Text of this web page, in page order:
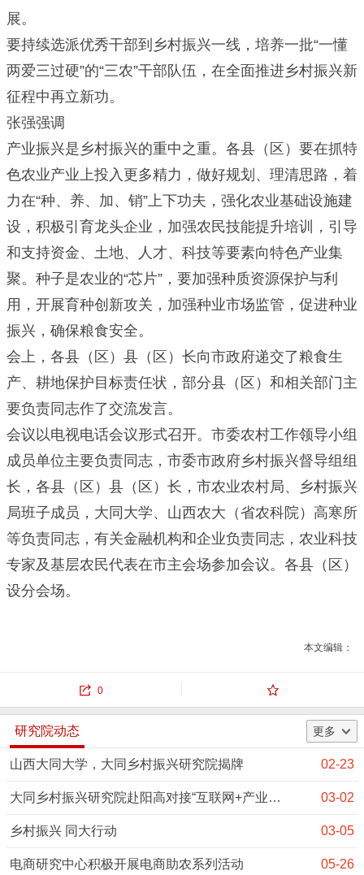
展。
要持续选派优秀干部到乡村振兴一线，培养一批“一懂
两爱三过硬”的“三农”干部队伍，在全面推进乡村振兴新
征程中再立新功。
张强强调
产业振兴是乡村振兴的重中之重。各县（区）要在抓特
色农业产业上投入更多精力，做好规划、理清思路，着
力在“种、养、加、销”上下功夫，强化农业基础设施建
设，积极引育龙头企业，加强农民技能提升培训，引导
和支持资金、土地、人才、科技等要素向特色产业集
聚。种子是农业的“芯片”，要加强种质资源保护与利
用，开展育种创新攻关，加强种业市场监管，促进种业
振兴，确保粮食安全。
会上，各县（区）县（区）长向市政府递交了粮食生
产、耕地保护目标责任状，部分县（区）和相关部门主
要负责同志作了交流发言。
会议以电视电话会议形式召开。市委农村工作领导小组
成员单位主要负责同志，市委市政府乡村振兴督导组组
长，各县（区）县（区）长，市农业农村局、乡村振兴
局班子成员，大同大学、山西农大（省农科院）高寒所
等负责同志，有关金融机构和企业负责同志，农业科技
专家及基层农民代表在市主会场参加会议。各县（区）
设分会场。
本文编辑：
0
研究院动态 更多
山西大同大学，大同乡村振兴研究院揭牌 02-23
大同乡村振兴研究院赴阳高对接“互联网+产业振兴”工作事宜 03-02
乡村振兴 同大行动 03-05
电商研究中心积极开展电商助农系列活动 05-26